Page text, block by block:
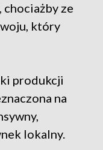
ze
który
produkcji
na
lokalny.